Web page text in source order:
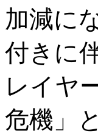
加減に
付きに
レイヤ
危機」